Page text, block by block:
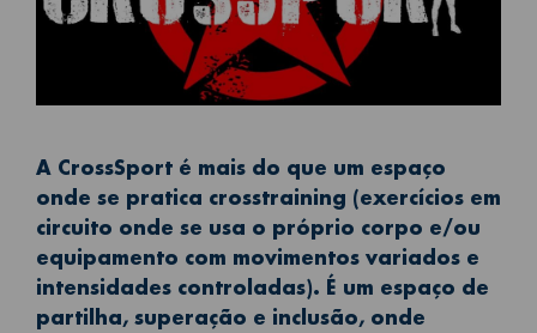
A CrossSport é mais do que um espaço
onde se pratica crosstraining (exercícios em
circuito onde se usa o próprio corpo e/ou
equipamento com movimentos variados e
intensidades controladas). É um espaço de
partilha, superação e inclusão, onde